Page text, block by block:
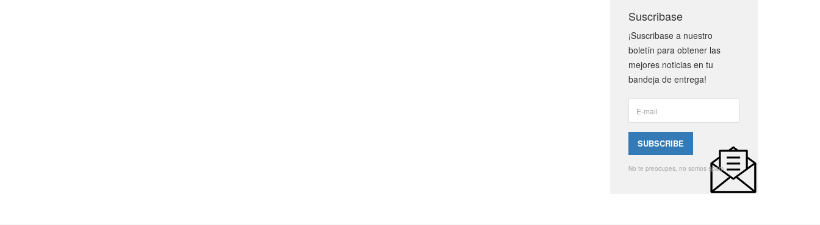
Suscribase
¡Suscribase a nuestro
boletín para obtener las
mejores noticias en tu
bandeja de entrega!
No te preocupes, no somos spam